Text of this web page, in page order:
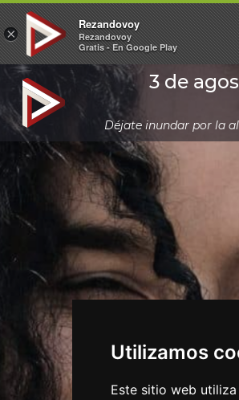
Utilizamos
Este sitio web
×
Rezandovoy
Rezandovoy
Gratis - En Google Play
3 de
Déjate inundar por la